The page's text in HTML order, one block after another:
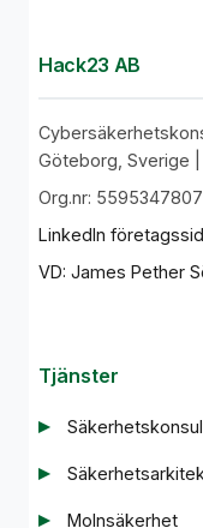
Hack23 AB
Göteborg, Sverige |
Org.nr: 5595347807
LinkedIn
VD: James Pether
Tjänster
Molnsäkerhet